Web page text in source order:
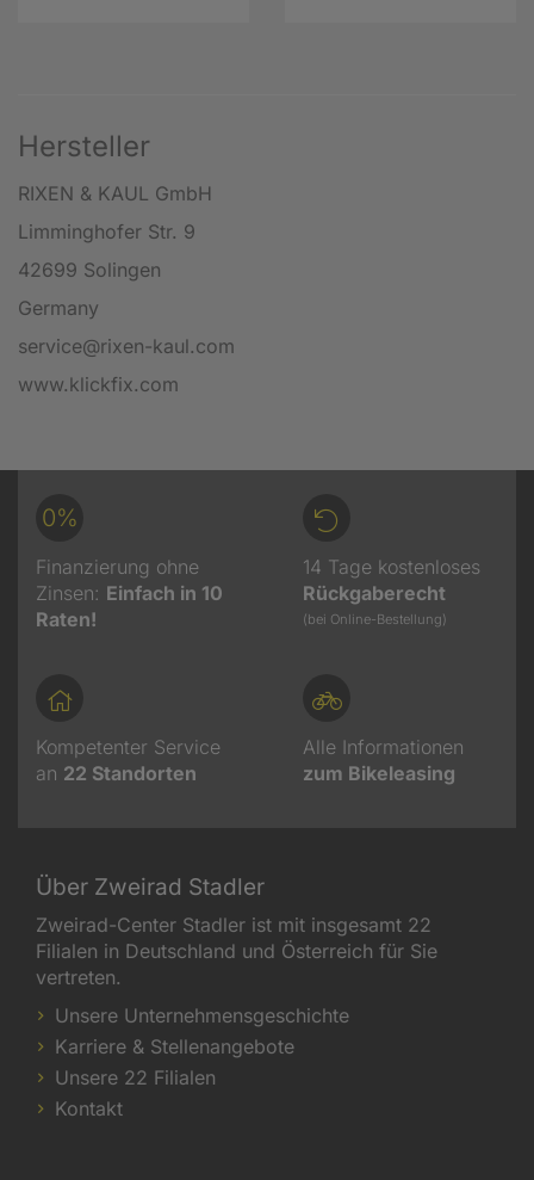
Hersteller
RIXEN & KAUL GmbH
Limminghofer Str. 9
42699 Solingen
Germany
service@rixen-kaul.com
www.klickfix.com
0%
Finanzierung ohne
Zinsen: Einfach in 10
Raten!
14 Tage kostenloses
Rückgaberecht
(bei Online-Bestellung)
Kompetenter Service
an 22 Standorten
Alle Informationen
zum Bikeleasing
Über Zweirad Stadler
Zweirad-Center Stadler ist mit insgesamt 22
Filialen in Deutschland und Österreich für Sie
vertreten.
Unsere Unternehmensgeschichte
Karriere & Stellenangebote
Unsere 22 Filialen
Kontakt